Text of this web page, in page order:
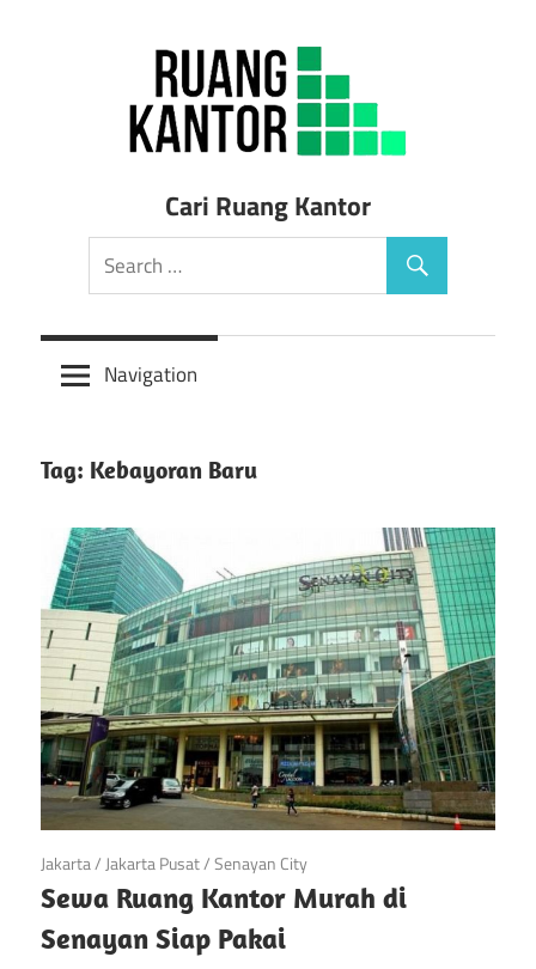
Ruang
Kantor
Siap
di
Jakarta
Cari Ruang Kantor
Navigation
Tag: Kebayoran Baru
April 23, 2019
Jakarta/ Jakarta Pusat/Senayan City
Sewa Ruang Kantor Murah di
Senayan Siap Pakai